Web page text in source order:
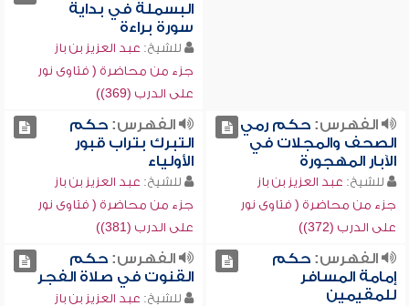
البسملة في بداية
سورة براءة
للشيخ: عبد العزيز بن باز
جزء من محاضرة ( فتاوى نور
على الدرب (369))
الفهرس:حكم رمي
الصحف والمجلات في
الآبار المهجورة
للشيخ: عبد العزيز بن باز
جزء من محاضرة ( فتاوى نور
على الدرب (372))
الفهرس:حكم
التبرك بتراب قبور
الأولياء
للشيخ: عبد العزيز بن باز
جزء من محاضرة ( فتاوى نور
على الدرب (381))
الفهرس:حكم
إمامة المسافر
للمقيمين
الفهرس:حكم
القنوت في صلاة الفجر
للشيخ: عبد العزيز بن باز